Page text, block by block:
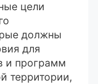
цели
должны
для
и программ
территории,